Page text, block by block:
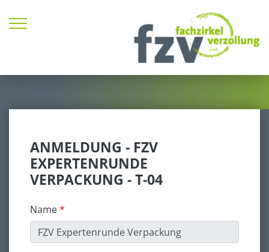
ANMELDUNG - FZV
EXPERTENRUNDE
VERPACKUNG - T-04
Name